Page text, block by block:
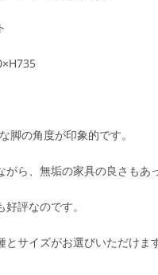
脚の角度が印象的です。
ら、無垢の家具の良さもあ
評なのです。
サイズがお選びいただけます